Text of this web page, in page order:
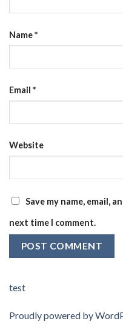
Name*
Email *
Website
Save my name, email,
next time I comment.
test
Proudly powered by